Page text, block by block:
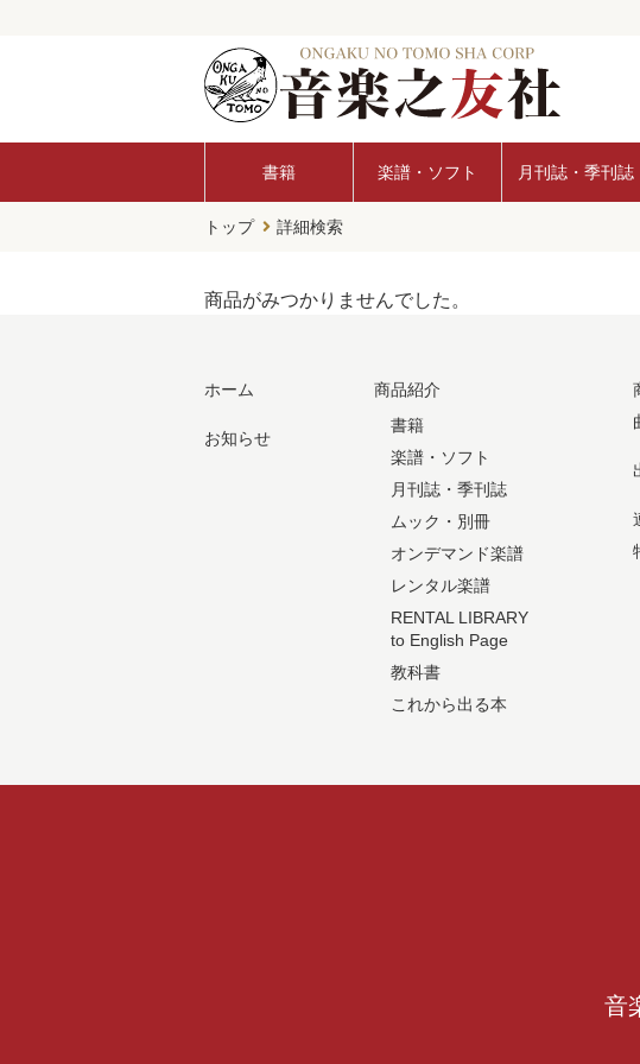
書籍 楽譜・ソフト 月刊誌・季刊誌
トップ 詳細検索
商品がみつかりませんでした。
ホーム
お知らせ
商品紹介
書籍
楽譜・ソフト
月刊誌・季刊誌
ムック・別冊
オンデマンド楽譜
レンタル楽譜
RENTAL LIBRARY
to English Page
教科書
これから出る本
音